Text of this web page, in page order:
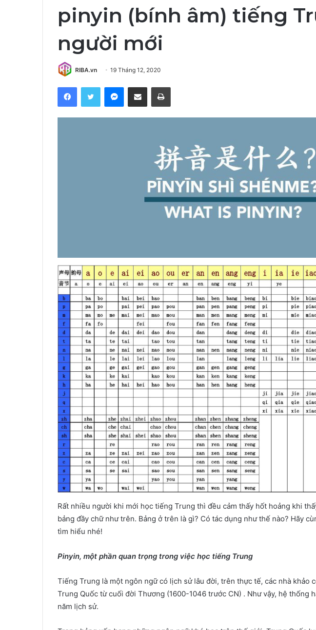
pinyin (bính âm) tiếng
người mới
RIBA.vn 19 Tháng 12, 2020
FacebookTwitter Messenger
Share via Email Print
Rất nhiều người khi mới học tiếng Trung thì đều cảm thấy hốt hoảng khi
bảng đầy chữ như trên. Bảng ở trên là gì? Có tác dụng như thế nào? Hãy
tìm hiểu nhé!
Pinyin, một phần quan trọng trong việc học tiếng Trung
Tiếng Trung là một ngôn ngữ có lịch sử lâu đời, trên thực tế, các nhà khảo
Trung Quốc từ cuối đời Thương (1600-1046 trước CN) . Như vậy, hệ thống
năm lịch sử.